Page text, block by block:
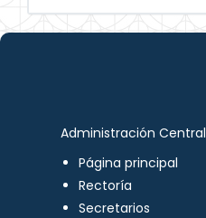
Administración Central
Página principal
Rectoría
Secretarios